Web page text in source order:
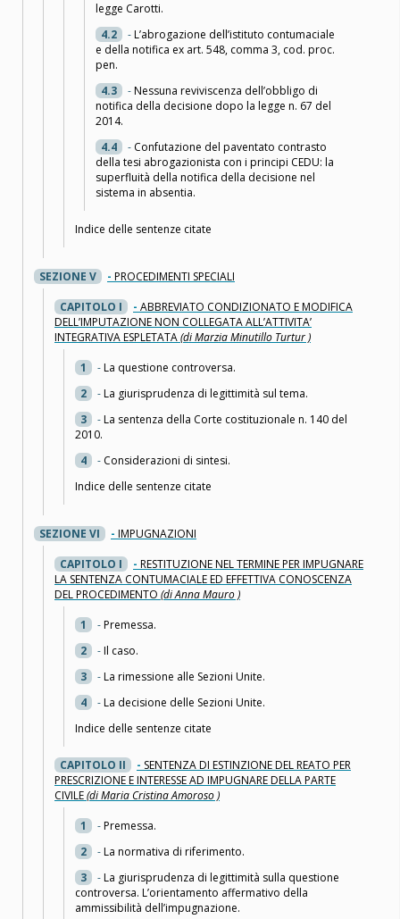
legge Carotti.
4.2
-L’abrogazione dell’istituto contumaciale
e della notifica ex art. 548, comma 3, cod. proc.
pen.
4.3
-Nessuna reviviscenza dell’obbligo di
notifica della decisione dopo la legge n. 67 del
2014.
4.4
- Confutazione del paventato contrasto
della tesi abrogazionista con i principi CEDU: la
superfluità della notifica della decisione nel
sistema in absentia.
Indice delle sentenze citate
SEZIONE V - PROCEDIMENTI SPECIALI
CAPITOLO I
- ABBREVIATO CONDIZIONATO E MODIFICA
DELL’IMPUTAZIONE NON COLLEGATA ALL’ATTIVITA’
INTEGRATIVA ESPLETATA(di Marzia Minutillo Turtur )
1
-La questione controversa.
2
-La giurisprudenza di legittimità sul tema.
3
-La sentenza della Corte costituzionale n. 140 del
2010.
4
- Considerazioni di sintesi.
Indice delle sentenze citate
SEZIONE VI - IMPUGNAZIONI
CAPITOLO I
- RESTITUZIONE NEL TERMINE PER IMPUGNARE
LA SENTENZA CONTUMACIALE ED EFFETTIVA CONOSCENZA
DEL PROCEDIMENTO (di Anna Mauro )
1
-Premessa.
2
-Il caso.
3
-La rimessione alle Sezioni Unite.
4
-La decisione delle Sezioni Unite.
Indice delle sentenze citate
CAPITOLO II - SENTENZA DI ESTINZIONE DEL REATO PER
PRESCRIZIONE E INTERESSE AD IMPUGNARE DELLA PARTE
CIVILE(di Maria Cristina Amoroso )
1
-Premessa.
2
-La normativa di riferimento.
3
-La giurisprudenza di legittimità sulla questione
controversa. L’orientamento affermativo della
ammissibilità dell’impugnazione.